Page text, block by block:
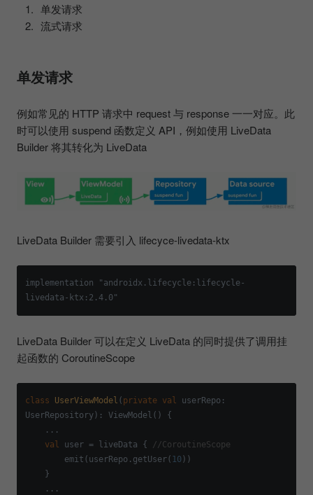
单发请求
流式请求
单发请求
例如常见的 HTTP 请求中 request 与 response 一一对应。此
时可以使用 suspend 函数定义 API，例如使用 LiveData
Builder 将其转化为 LiveData
LiveData Builder 需要引入 lifecyce-livedata-ktx
implementation "androidx.lifecycle:lifecycle-
LiveData Builder 可以在定义 LiveData 的同时提供了调用挂
起函数的 CoroutineScope
class UserViewModel ( private val
userRepo:
UserRepository): ViewModel() {
val
user = liveData {
//CoroutineScope
        emit(userRepo.getUser(
10))